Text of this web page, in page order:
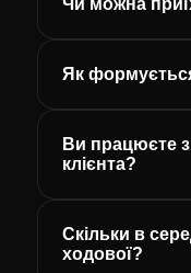
Чи можна
Як
Ви працюєте
клієнта?
Скільки в
ходової?